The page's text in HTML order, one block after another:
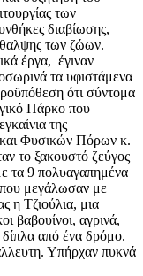
των
διαβίωσης,
των ζώων.
έργα, έγιναν
τα υφιστάμενα
ότι σύντομα
Πάρκο που
της
και Φυσικών Πόρων κ.
το ξακουστό ζεύγος
τα 9 πολυαγαπημένα
που μεγάλωσαν με
η Τζιούλια, μια
βαβουίνοι, αγρινά,
από ένα δρόμο.
Υπήρχαν πυκνά